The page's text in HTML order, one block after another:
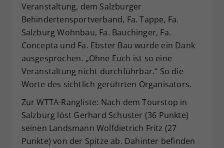
Veranstaltung, dem Salzburger
Behindertensportverband, Fa. Tappe, Fa.
Salzburg Wohnbau, Fa. Bauchinger, Fa.
Concepta und Fa. Ebster Bau wurde ein Dank
ausgesprochen. „Ohne Euch ist so eine
Veranstaltung nicht durchführbar.“ So die
Worte des sichtlich gerührten Organisators.
Zur WTTA-Rangliste: Nach dem Tourstop in
Salzburg löst Gerhard Schuster (36 Punkte)
seinen Landsmann Wolfdietrich Fritz (27
Punkte) von der Spitze ab. Dahinter befinden